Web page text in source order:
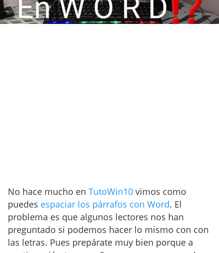
No hace mucho en TutoWin10 vimos como
puedes espaciar los párrafos con Word. El
problema es que algunos lectores nos han
preguntado si podemos hacer lo mismo con con
las letras. Pues prepárate muy bien porque a